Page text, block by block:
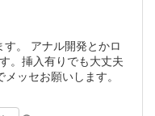
。 アナル開発とかロ
。挿入有りでも大丈夫
ッセお願いします。